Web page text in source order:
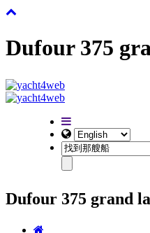
Dufour 375
Dufour 375 grand